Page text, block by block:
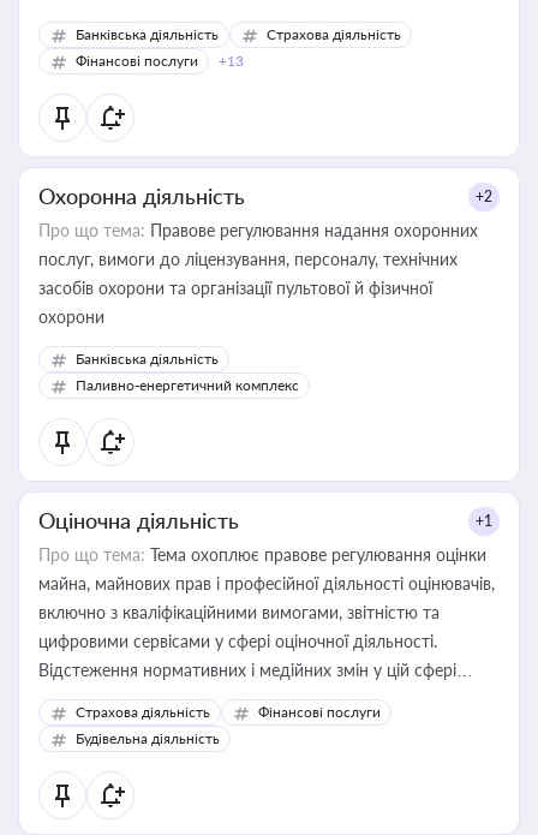
Банківська діяльність
Страхова діяльність
Фінансові послуги
+13
Охоронна діяльність +2
Про що тема: Правове регулювання надання охоронних
послуг, вимоги до ліцензування, персоналу, технічних
засобів охорони та організації пультової й фізичної
охорони
Банківська діяльність
Паливно-енергетичний комплекс
Оціночна діяльність +1
Про що тема: Тема охоплює правове регулювання оцінки
майна, майнових прав і професійної діяльності оцінювачів,
включно з кваліфікаційними вимогами, звітністю та
цифровими сервісами у сфері оціночної діяльності.
Відстеження нормативних і медійних змін у цій сфері
корисне для власника бізнесу, керівника, юриста або
бухгалтера під час оподаткування, приватизації, оренди
державного майна, корпоративних угод і перевірки
статусу суб'єктів оціночної діяльності
Страхова діяльність
Фінансові послуги
Будівельна діяльність